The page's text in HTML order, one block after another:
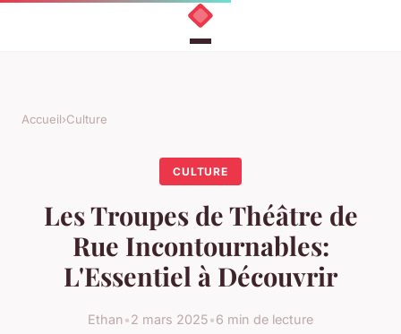
Accueil›Culture
CULTURE
Les Troupes de Théâtre de
Rue Incontournables:
L'Essentiel à Découvrir
Ethan•2 mars 2025•6 min de lecture